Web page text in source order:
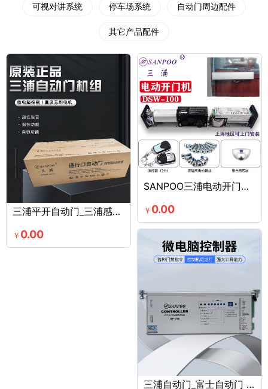
可视对讲系统 停车场系统 自动门周边配件
其它产品配件
三浦平开自动门_三浦感应自动门_三浦自动门接线图 三浦150自动门
￥ 0.00
SANPOO三浦电动开门机 DSW-100
￥ 0.00
三浦自动门_富士自动门 德普尔自动门_sanpoo三浦自动门_加重型自动门